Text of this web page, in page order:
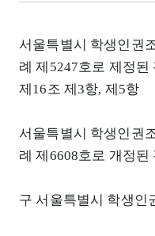
서울특별시 학생인권
례 제5247호로 제정
제16조 제3항, 제5항
서울특별시 학생인권
례 제6608호로 개정된
구 서울특별시 학생인